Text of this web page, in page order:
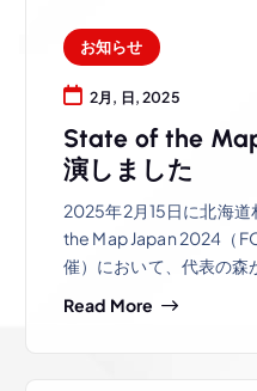
お知らせ
2月, 日, 2025
State of the
演しました
2025年2月15日に北海
the Map Japan 2024（
催）において、代表の森
Read More